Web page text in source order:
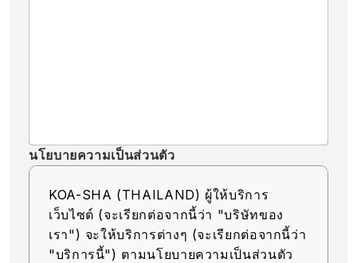
นโยบายความเป็นส่วนตัว
KOA-SHA (THAILAND) ผู้ให้บริการ
เว็บไซต์ (จะเรียกต่อจากนี้ว่า "บริษัทของ
เรา") จะให้บริการต่างๆ (จะเรียกต่อจากนี้ว่า
"บริการนี้") ตามนโยบายความเป็นส่วนตัว